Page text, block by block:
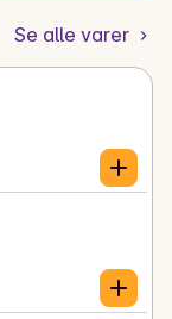
Se alle varer